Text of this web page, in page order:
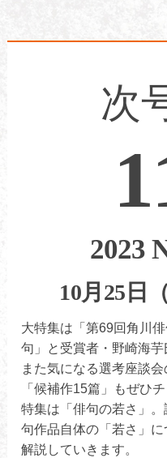
次
2023
10月25日
大特集は「第69回角川
句」と受賞者・野崎海芋
また気になる選考座談
「候補作15篇」もぜひ
特集は「俳句の若さ」
句作品自体の「若さ」
解説していきます。